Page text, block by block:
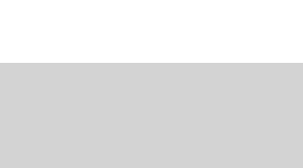
de tela